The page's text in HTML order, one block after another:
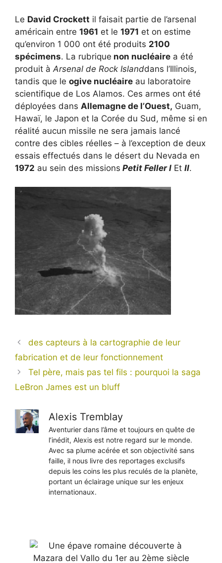
Le David Crockett il faisait partie de l’arsenal
américain entre 1961 et le 1971 et on estime
qu’environ 1 000 ont été produits 2100
spécimens. La rubrique non nucléaire a été
produit à Arsenal de Rock Islanddans l’Illinois,
tandis que le ogive nucléaire au laboratoire
scientifique de Los Alamos. Ces armes ont été
déployées dans Allemagne de l’Ouest, Guam,
Hawaï, le Japon et la Corée du Sud, même si en
réalité aucun missile ne sera jamais lancé
contre des cibles réelles – à l’exception de deux
essais effectués dans le désert du Nevada en
1972 au sein des missions Petit Feller I Et II.
des capteurs à la cartographie de leur
fabrication et de leur fonctionnement
Tel père, mais pas tel fils : pourquoi la saga
LeBron James est un bluff
Alexis Tremblay
Aventurier dans l’âme et toujours en quête de
l’inédit, Alexis est notre regard sur le monde.
Avec sa plume acérée et son objectivité sans
faille, il nous livre des reportages exclusifs
depuis les coins les plus reculés de la planète,
portant un éclairage unique sur les enjeux
internationaux.